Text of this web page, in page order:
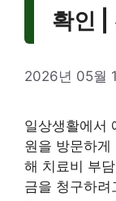
확인 |
2026년 05월
일상생활에서
원을 방문하
해 치료비 부
금을 청구하